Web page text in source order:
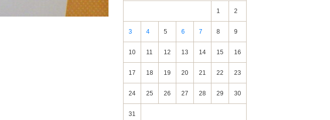
1 2
3 4 5 6 7 8 9
10 11 12 13 14 15 16
17 18 19 20 21 22 23
24 25 26 27 28 29 30
31